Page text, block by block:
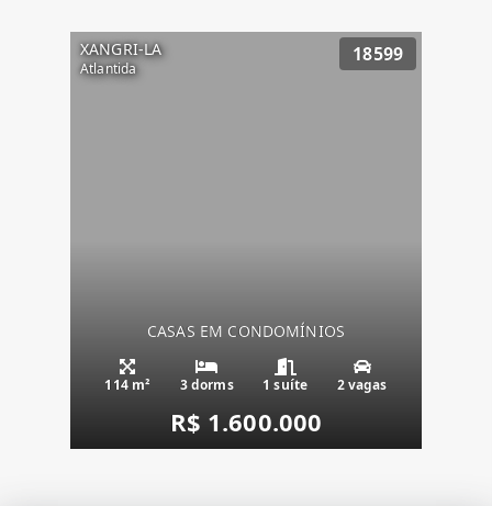
XANGRI-LA
Atlantida
18599
CASAS EM CONDOMÍNIOS
114 m² 3 dorms 1 suíte 2 vagas
R$ 1.600.000